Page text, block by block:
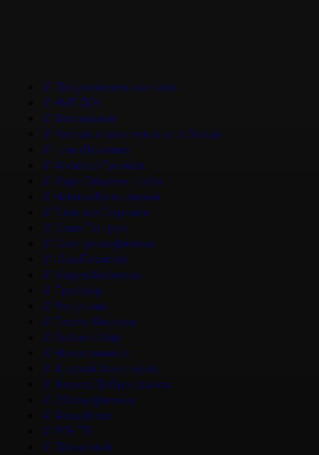
# Документальное кино
# НМГ ДОК
# Фестивали
# Что мы знаем о планете Земля
# Цикл Великие
#Алексей Гуськов
# Марк Эйдельштейн
# Никита Кологривый
# Главные Сериалы
# Саша Петров
# Смотреть фильмы
# Юра Борисов
# Мария Аронова
# Трейлер
# Рецензия
# После Фишера
# Война и Мир
# Новости кино
#Андрей Золотарев
# Федор Добронравов
# Обзор фильма
# Фонд Кино
# РЕН ТВ
# Домашний